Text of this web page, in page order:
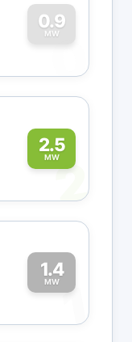
0.9
MW
0
2.5
MW2
1.4
MW1